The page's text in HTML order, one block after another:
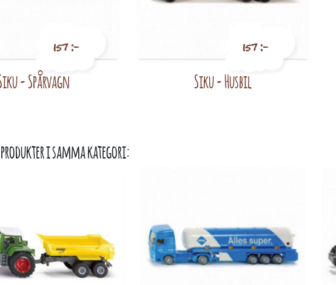
Pris
157 :-
- Spårvagn Pris
157 :-
Siku - Husbil
i samma kategori: